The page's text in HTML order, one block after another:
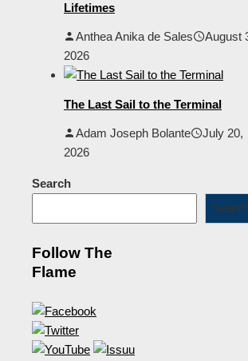
Lifetimes
Anthea Anika de Sales
August
2026
The Last Sail to the Terminal
Adam Joseph Bolante
July 20,
2026
Search
Follow The
Flame